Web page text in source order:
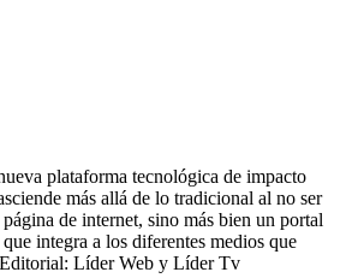
plataforma tecnológica de impacto
más allá de lo tradicional al no ser
de internet, sino más bien un portal
integra a los diferentes medios que
Líder Web y Líder Tv